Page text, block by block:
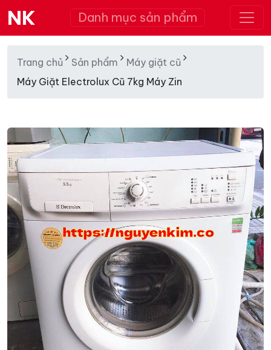
NK Danh mục sản phẩm
Trang chủ Sản phẩm
Máy giặt cũ
Máy Giặt Electrolux Cũ 7kg Máy Zin